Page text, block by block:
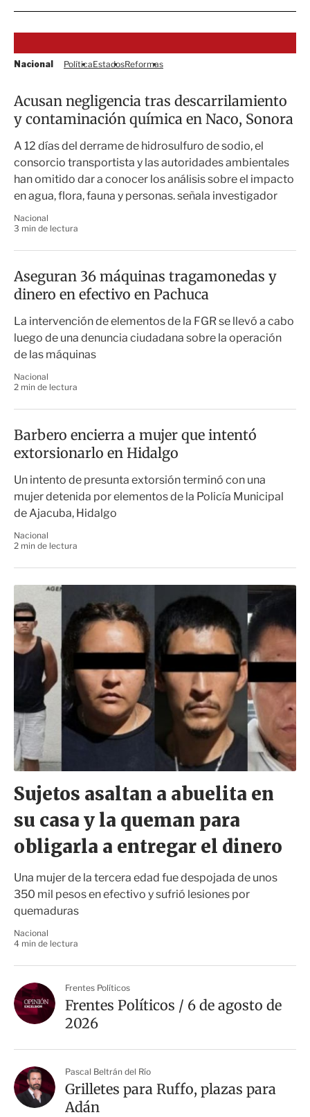
Nacional PolíticaEstadosReformas
Acusan negligencia tras descarrilamiento
y contaminación química en Naco, Sonora
A 12 días del derrame de hidrosulfuro de sodio, el
consorcio transportista y las autoridades ambientales
han omitido dar a conocer los análisis sobre el impacto
en agua, flora, fauna y personas. señala investigador
Nacional
3 min de lectura
Aseguran 36 máquinas tragamonedas y
dinero en efectivo en Pachuca
La intervención de elementos de la FGR se llevó a cabo
luego de una denuncia ciudadana sobre la operación
de las máquinas
Nacional
2 min de lectura
Barbero encierra a mujer que intentó
extorsionarlo en Hidalgo
Un intento de presunta extorsión terminó con una
mujer detenida por elementos de la Policía Municipal
de Ajacuba, Hidalgo
Nacional
2 min de lectura
Sujetos asaltan a abuelita en
su casa y la queman para
obligarla a entregar el dinero
Una mujer de la tercera edad fue despojada de unos
350 mil pesos en efectivo y sufrió lesiones por
quemaduras
Nacional
4 min de lectura
Frentes Políticos
Frentes Políticos / 6 de agosto de
2026
Pascal Beltrán del Río
Grilletes para Ruffo, plazas para
Adán